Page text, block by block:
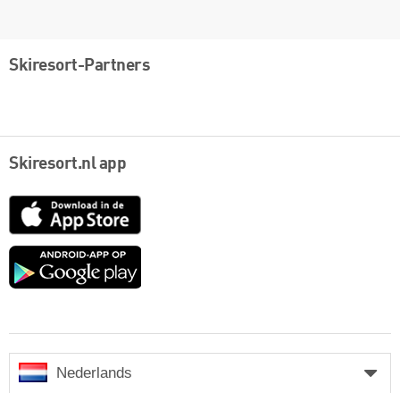
Skiresort-Partners
Skiresort.nl app
App
Google
Nederlands